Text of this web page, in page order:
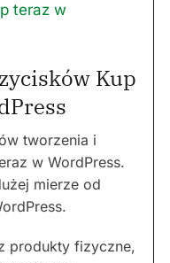
teraz w
Kup
tworzenia i
w WordPress.
mierze od
produkty fizyczne,